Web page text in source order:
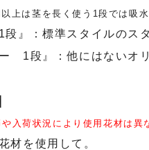
上は茎を長く使う1段では吸
』：標準スタイルのス
1段』：他にはないオ
入荷状況により使用花材は異
材を使用して。